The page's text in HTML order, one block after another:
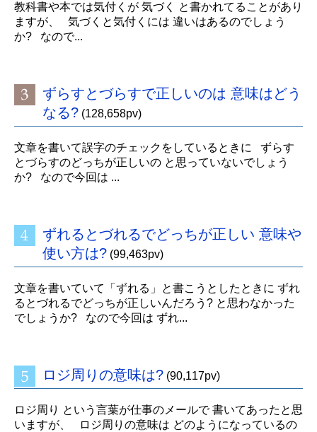
教科書や本では気付くが 気づく と書かれてることがあり
ますが、 気づくと気付くには 違いはあるのでしょう
か? なので...
ずらすとづらすで正しいのは 意味はどう
なる? (128,658pv)
文章を書いて誤字のチェックをしているときに ずらす
とづらすのどっちが正しいの と思っていないでしょう
か? なので今回は ...
ずれるとづれるでどっちが正しい 意味や
使い方は? (99,463pv)
文章を書いていて「ずれる」と書こうとしたときに ずれ
るとづれるでどっちが正しいんだろう? と思わなかった
でしょうか? なので今回は ずれ...
ロジ周りの意味は? (90,117pv)
ロジ周り という言葉が仕事のメールで 書いてあったと思
いますが、 ロジ周りの意味は どのようになっているの